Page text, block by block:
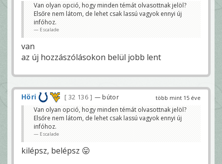
Van olyan opció, hogy minden témát olvasottnak jelöl?
Elsőre nem látom, de lehet csak lassú vagyok ennyi új
infóhoz.
Escalade
van
az új hozzászólásokon belül jobb lent
több mint 15 éve
Höri 32 136 — bútor
Van olyan opció, hogy minden témát olvasottnak jelöl?
Elsőre nem látom, de lehet csak lassú vagyok ennyi új
infóhoz.
Escalade
kilépsz, belépsz 😛